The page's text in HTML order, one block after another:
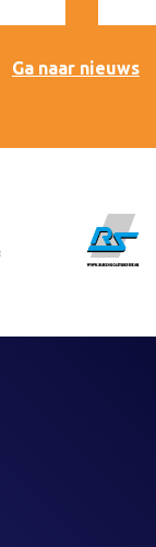
Ga naar nieuws